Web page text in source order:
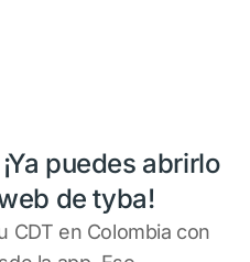
puedes abrirlo
de tyba!
CDT en Colombia con